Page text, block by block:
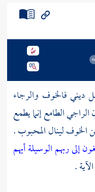
فالخوف والرجاء
الطامع إنما يطمع
الخوف لينال المحبوب .
إلى ربهم الوسيلة أيهم
.